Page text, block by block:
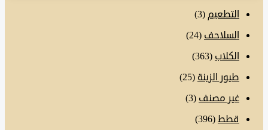
التطعيم(3)
السلاحف(24)
الكلاب(363)
طيور الزينة(25)
غير مصنف(3)
قطط (396)